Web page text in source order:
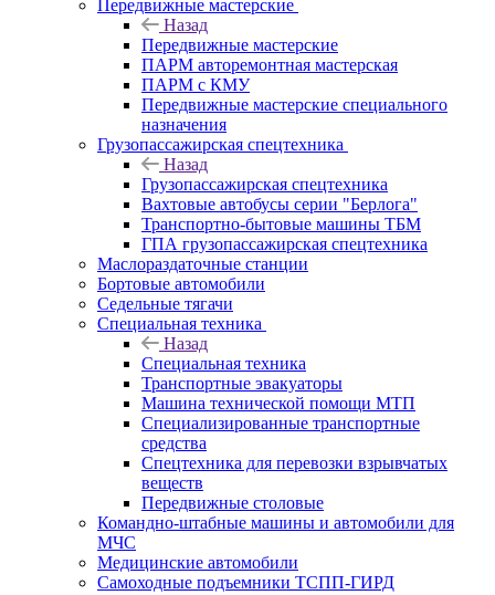
Передвижные мастерские
Назад
Передвижные мастерские
ПАРМ авторемонтная мастерская
ПАРМ с КМУ
Передвижные мастерские специального
назначения
Грузопассажирская спецтехника
Назад
Грузопассажирская спецтехника
Вахтовые автобусы серии "Берлога"
Транспортно-бытовые машины ТБМ
ГПА грузопассажирская спецтехника
Маслораздаточные станции
Бортовые автомобили
Седельные тягачи
Специальная техника
Назад
Специальная техника
Транспортные эвакуаторы
Машина технической помощи МТП
Специализированные транспортные
средства
Спецтехника для перевозки взрывчатых
веществ
Передвижные столовые
Командно-штабные машины и автомобили для
МЧС
Медицинские автомобили
Самоходные подъемники ТСПП-ГИРД